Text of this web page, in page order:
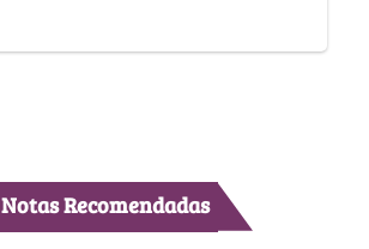
Notas Recomendadas